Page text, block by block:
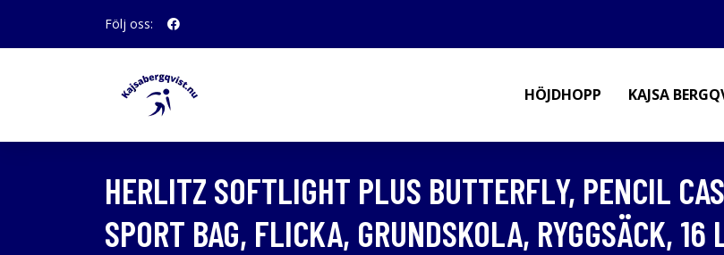
Följ oss:
HÖJDHOPP KAJSA
HERLITZ SOFTLIGHT PLUS BUTTERFLY, PENCIL
SPORT BAG, FLICKA, GRUNDSKOLA, RYGGSÄCK, 16